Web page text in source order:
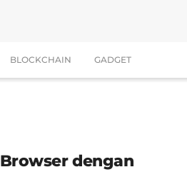
BLOCKCHAIN GADGET
dengan